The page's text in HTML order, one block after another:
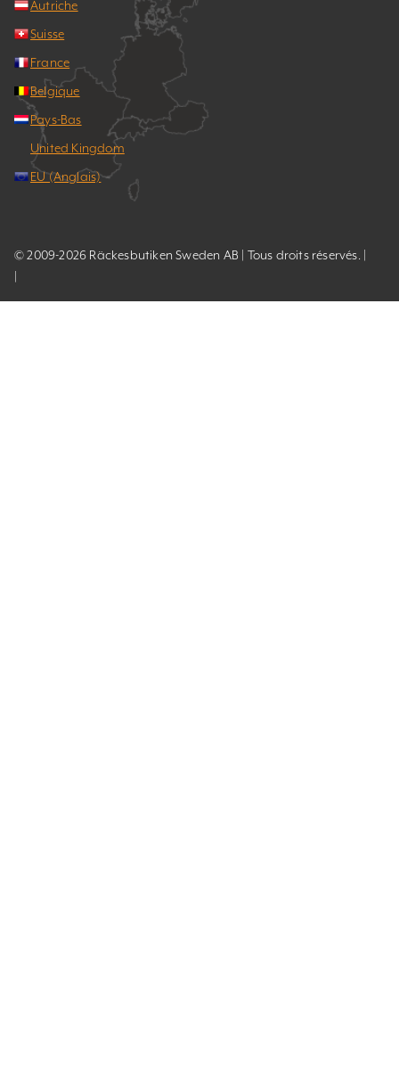
Autriche
Suisse
France
Belgique
Pays-Bas
United Kingdom
EU (Anglais)
© 2009-2026 Räckesbutiken Sweden AB | Tous droits réservés. |